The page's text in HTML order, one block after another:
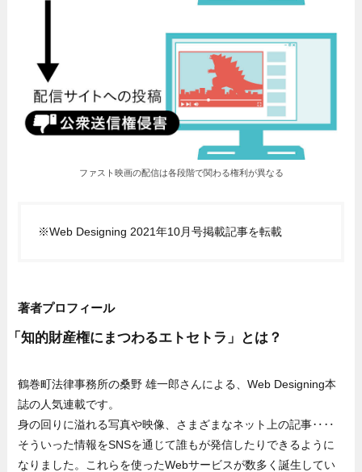
ファスト映画の配信は各段階で関わる権利が異なる
※Web Designing 2021年10月号掲載記事を転載
著者プロフィール
「知的財産権にまつわるエトセトラ」とは？
鶴巻町法律事務所の桑野 雄一郎さんによる、Web Designing本
誌の人気連載です。
身の回りに溢れる写真や映像、さまざまなネット上の記事‥‥
そういった情報をSNSを通じて誰もが発信したりできるように
なりました。これらを使ったWebサービスが数多く誕生してい